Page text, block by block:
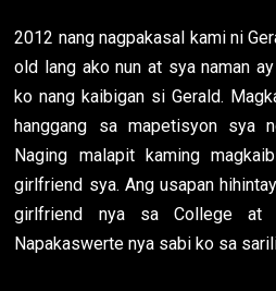
2012 nang nagpakasal kami ni
old lang ako nun at sya naman
ko nang kaibigan si Gerald.
hanggang sa mapetisyon sya
Naging malapit kaming
girlfriend sya. Ang usapan
girlfriend nya sa College at
Napakaswerte nya sabi ko sa